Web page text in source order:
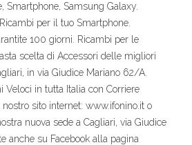
Smartphone, Samsung Galaxy.
per il tuo Smartphone.
100 giorni. Ricambi per le
scelta di Accessori delle migliori
in via Giudice Mariano 62/A.
Veloci in tutta Italia con Corriere
sito internet: www.ifonino.it o
nuova sede a Cagliari, via Giudice
anche su Facebook alla pagina